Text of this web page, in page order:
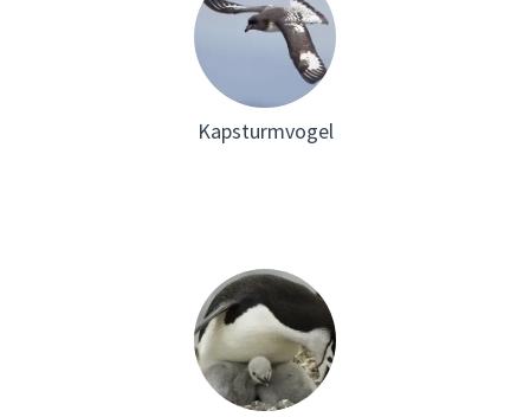
Kapsturmvogel